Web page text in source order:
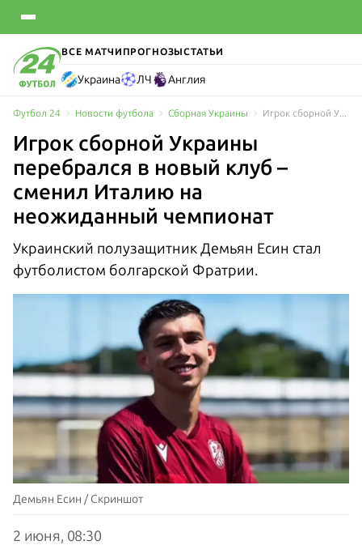
ВСЕ МАТЧИ ПРОГНОЗЫСТАТЬИ
Украина ЛЧ Англия
Футбол 24 Новости футбола Сборная Украины
Игрок сборной Украины
перебрался в новый клуб –
сменил Италию на
неожиданный чемпионат
Украинский полузащитник Демьян Есин стал
футболистом болгарской Фратрии.
Демьян Есин / Скриншот
2 июня, 08:30